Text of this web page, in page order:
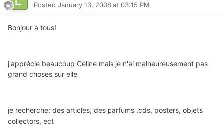
Posted January 13, 2008 at 03:15 PM
Bonjour à tous!
j'apprécie beaucoup Céline mais je n'ai malheureusement pas
grand choses sur elle
je recherche: des articles, des parfums ,cds, posters, objets
collectors, ect